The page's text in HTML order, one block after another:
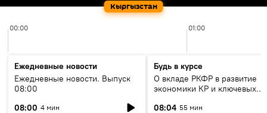
Кыргызстан
00:00 01:00
Ежедневные новости
Ежедневные новости. Выпуск
08:00
08:00 4 мин
Будь в курсе
О вкладе РКФР в развитие
экономики КР и ключевых
08:04 55 мин